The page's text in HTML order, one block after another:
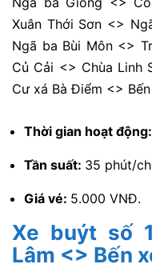
Xuân Thới Sơn <>
Ngã ba Bùi Môn <>
Củ Cải <> Chùa Linh
Cư xá Bà Điểm <>
Thời gian hoạt động:
Tần suất: 35 phút/
Giá vé: 5.000 VNĐ.
Xe buýt số
Lâm <> Bến